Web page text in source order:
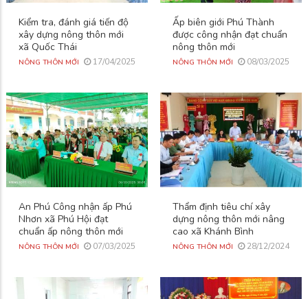
Kiểm tra, đánh giá tiến độ
xây dựng nông thôn mới
xã Quốc Thái
NÔNG THÔN MỚI 17/04/2025
Ấp biên giới Phú Thành
được công nhận đạt chuẩn
nông thôn mới
NÔNG THÔN MỚI 08/03/2025
An Phú Công nhận ấp Phú
Nhơn xã Phú Hội đạt
chuẩn ấp nông thôn mới
NÔNG THÔN MỚI 07/03/2025
Thẩm định tiêu chí xây
dựng nông thôn mới nâng
cao xã Khánh Bình
NÔNG THÔN MỚI 28/12/2024